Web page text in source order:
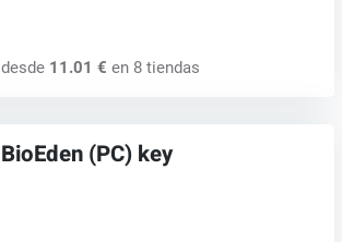
desde 11.01 € en 8 tiendas
BioEden (PC) key